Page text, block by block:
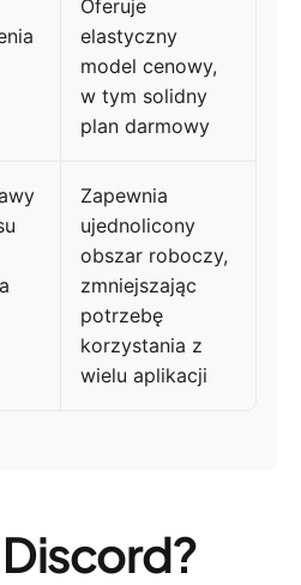
Oferuje
elastyczny
model cenowy,
w tym solidny
plan darmowy
Zapewnia
ujednolicony
obszar roboczy,
zmniejszając
potrzebę
korzystania z
wielu aplikacji